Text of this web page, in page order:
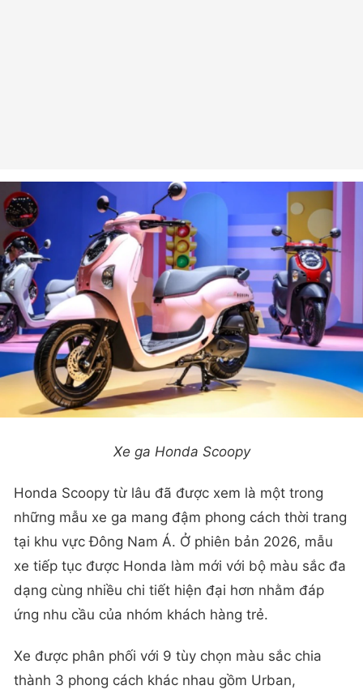
Xe ga Honda Scoopy
Honda Scoopy từ lâu đã được xem là một trong
những mẫu xe ga mang đậm phong cách thời trang
tại khu vực Đông Nam Á. Ở phiên bản 2026, mẫu
xe tiếp tục được Honda làm mới với bộ màu sắc đa
dạng cùng nhiều chi tiết hiện đại hơn nhằm đáp
ứng nhu cầu của nhóm khách hàng trẻ.
Xe được phân phối với 9 tùy chọn màu sắc chia
thành 3 phong cách khác nhau gồm Urban,